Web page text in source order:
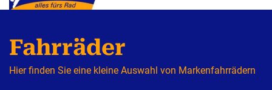
Fahrräder
Hier finden Sie eine kleine Auswahl von Markenfahrrädern